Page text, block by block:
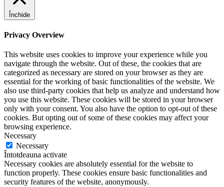
Închide
Privacy Overview
This website uses cookies to improve your experience while you
navigate through the website. Out of these, the cookies that are
categorized as necessary are stored on your browser as they are
essential for the working of basic functionalities of the website. We
also use third-party cookies that help us analyze and understand how
you use this website. These cookies will be stored in your browser
only with your consent. You also have the option to opt-out of these
cookies. But opting out of some of these cookies may affect your
browsing experience.
Necessary
Necessary
Întotdeauna activate
Necessary cookies are absolutely essential for the website to
function properly. These cookies ensure basic functionalities and
security features of the website, anonymously.